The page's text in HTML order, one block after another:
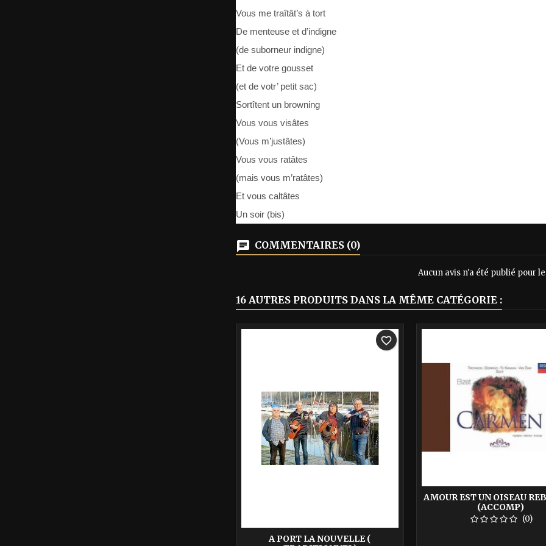
Vous me traîtât’s à tort
De menteuse et d’indigne
(de suborneur indigne)
Et de votre gousset
(et de votr’ petit sac)
Sortîtent un browning
Vous vous visâtes
(Vous m’justâtes)
Vous vous ratâtes
(mais vous m’ratâtes)
Et vous caltâtes
Un soir (bis)
COMMENTAIRES (0)
Aucun avis n'a été publié pour
16 AUTRES PRODUITS DANS LA MÊME CATÉGORIE :
A PORT LA NOUVELLE (
favorite_border
AMOUR EST UN OISEAU
(ACCOMP)
(0)